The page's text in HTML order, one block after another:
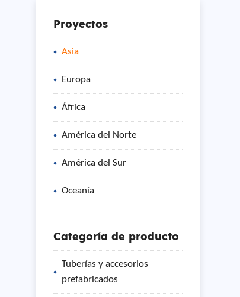
Proyectos
Asia
Europa
África
América del Norte
América del Sur
Oceanía
Categoría de producto
Tuberías y accesorios
prefabricados